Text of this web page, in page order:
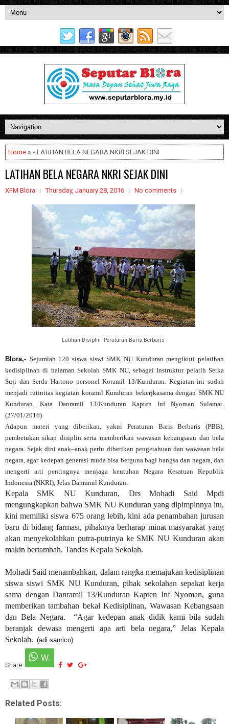
Home » » LATIHAN BELA NEGARA NKRI SEJAK DINI
LATIHAN BELA NEGARA NKRI SEJAK DINI
XFM Blora Thursday, January 28, 2016 No comments
Latihan Disiplin Peraturan Baris Berbaris
Blora,- Sejumlah 120 siswa siswi SMK NU Kunduran mengikuti pelatihan
kedisiplinan di halaman Sekolah SMK NU, sebagai Instruktur pelatih Serka
Suji dan Serda Hartono personel Koramil 13/Kunduran. Kegiatan ini sudah
menjadi rutinitas kegiatan koramil Kunduran bekerjkasama dengan SMK NU
Kunduran. Kata Danramil 13/Kunduran Kapten Inf Nyoman Sulamat.
(27/01/2016)
Adapun materi yang diberikan, yakni Peraturan Baris Berbaris (PBB),
pembetukan sikap disiplin serta memberikan wawasan kebangsaan dan bela
negara. Sejak dini anak–anak perlu diberikan pengetahuan dan wawasan bela
negara, agar kedepan generasi muda bisa berguna bagi bangsa dan negara, dan
mengerti arti pentingnya menjaga keutuhan Negara Kesatuan Republik
Indonesia (NKRI), Jelas Danramil Kunduran.
Kepala SMK NU Kunduran, Drs Mohadi Said Mpdi
mengungkapkan bahwa SMK NU Kunduran yang dipimpinnya itu,
kini memiliki siswa 675 orang lebih, kini ada penambahan jurusan
baru di bidang farmasi, pihaknya berharap minat masyarakat yang
akan menyekolahkan putra-putrinya ke SMK NU Kunduran akan
makin bertambah. Tandas Kepala Sekolah.
Mohadi Said menambahkan, dalam rangka memajukan kedisiplinan
siswa siswi SMK NU Kunduran, pihak sekolahan sepakat kerja
sama dengan Danramil 13/Kunduran Kapten Inf Nyoman, guna
memberikan tambahan bekal Kedisiplinan, Wawasan Kebangsaan
dan Bela Negara.
“Agar kedepan anak didik kami bila sudah
beranjak dewasa mengerti apa arti bela negara,” Jelas Kepala
Sekolah. (adi sanrico)
Share:
Related Posts: